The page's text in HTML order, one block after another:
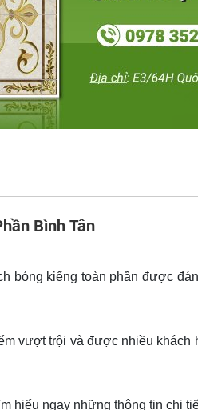
Bình Tân
bóng kiếng toàn phần được
vượt trội và được nhiều khách
ngay những thông tin chi